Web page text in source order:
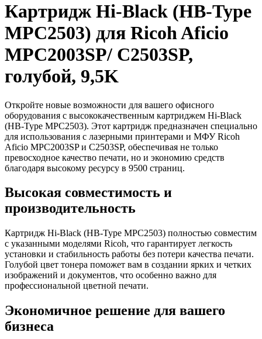
Картридж Hi-Black (HB-Type
MPC2503) для Ricoh Aficio
MPC2003SP/ C2503SP,
голубой, 9,5K
Откройте новые возможности для вашего офисного
оборудования с высококачественным картриджем Hi-Black
(HB-Type MPC2503). Этот картридж предназначен специально
для использования с лазерными принтерами и МФУ Ricoh
Aficio MPC2003SP и C2503SP, обеспечивая не только
превосходное качество печати, но и экономию средств
благодаря высокому ресурсу в 9500 страниц.
Высокая совместимость и
производительность
Картридж Hi-Black (HB-Type MPC2503) полностью совместим
с указанными моделями Ricoh, что гарантирует легкость
установки и стабильность работы без потери качества печати.
Голубой цвет тонера поможет вам в создании ярких и четких
изображений и документов, что особенно важно для
профессиональной цветной печати.
Экономичное решение для вашего
бизнеса